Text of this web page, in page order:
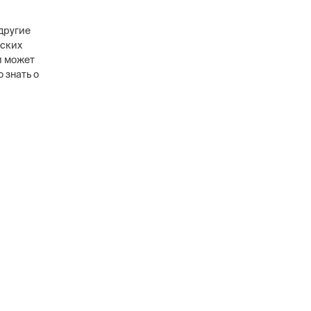
может
знать о